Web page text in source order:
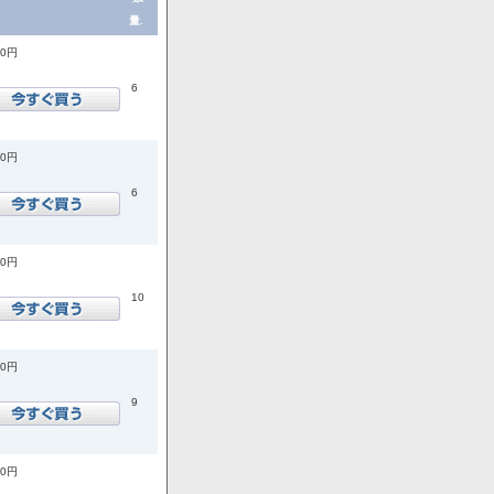
量.
円
6
円
6
円
10
円
9
円